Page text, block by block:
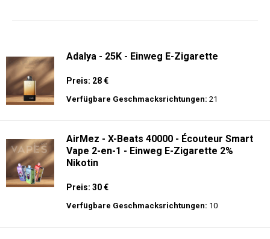
Adalya - 25K - Einweg E-Zigarette
Preis: 28 €
Verfügbare Geschmacksrichtungen: 21
AirMez - X-Beats 40000 - Écouteur Smart
Vape 2-en-1 - Einweg E-Zigarette 2%
Nikotin
Preis: 30 €
Verfügbare Geschmacksrichtungen: 10